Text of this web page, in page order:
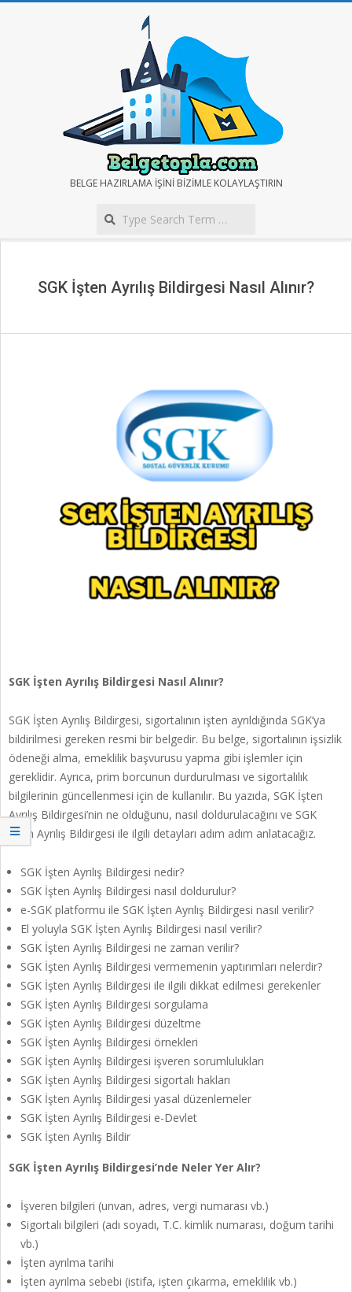
BELGE
TOPLA
BELGE HAZIRLAMA IŞINI BIZIMLE KOLAYLAŞTIRIN
SGK İşten Ayrılış Bildirgesi Nasıl Alınır?
SGK İşten Ayrılış Bildirgesi Nasıl Alınır?
SGK İşten Ayrılış Bildirgesi, sigortalının işten ayrıldığında SGK’ya
bildirilmesi gereken resmi bir belgedir. Bu belge, sigortalının işsizlik
ödeneği alma, emeklilik başvurusu yapma gibi işlemler için
gereklidir. Ayrıca, prim borcunun durdurulması ve sigortalılık
bilgilerinin güncellenmesi için de kullanılır. Bu yazıda, SGK İşten
Ayrılış Bildirgesi’nin ne olduğunu, nasıl doldurulacağını ve SGK
İşten Ayrılış Bildirgesi ile ilgili detayları adım adım anlatacağız.
SGK İşten Ayrılış Bildirgesi nedir?
SGK İşten Ayrılış Bildirgesi nasıl doldurulur?
e-SGK platformu ile SGK İşten Ayrılış Bildirgesi nasıl verilir?
El yoluyla SGK İşten Ayrılış Bildirgesi nasıl verilir?
SGK İşten Ayrılış Bildirgesi ne zaman verilir?
SGK İşten Ayrılış Bildirgesi vermemenin yaptırımları nelerdir?
SGK İşten Ayrılış Bildirgesi ile ilgili dikkat edilmesi gerekenler
SGK İşten Ayrılış Bildirgesi sorgulama
SGK İşten Ayrılış Bildirgesi düzeltme
SGK İşten Ayrılış Bildirgesi örnekleri
SGK İşten Ayrılış Bildirgesi işveren sorumlulukları
SGK İşten Ayrılış Bildirgesi sigortalı hakları
SGK İşten Ayrılış Bildirgesi yasal düzenlemeler
SGK İşten Ayrılış Bildirgesi e-Devlet
SGK İşten Ayrılış Bildir
SGK İşten Ayrılış Bildirgesi’nde Neler Yer Alır?
İşveren bilgileri (unvan, adres, vergi numarası vb.)
Sigortalı bilgileri (adı soyadı, T.C. kimlik numarası, doğum tarihi
vb.)
İşten ayrılma tarihi
İşten ayrılma sebebi (istifa, işten çıkarma, emeklilik vb.)